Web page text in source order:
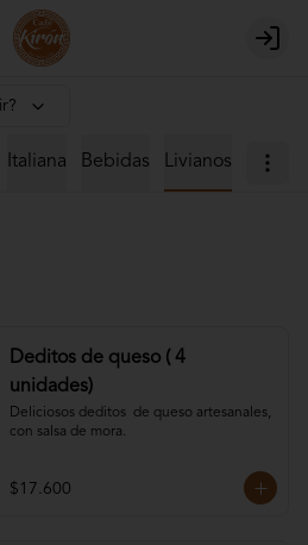
Login
Italiana Bebidas Livianos
Deditos de queso ( 4
unidades)
Deliciosos deditos  de queso artesanales,
con salsa de mora.
$17.600